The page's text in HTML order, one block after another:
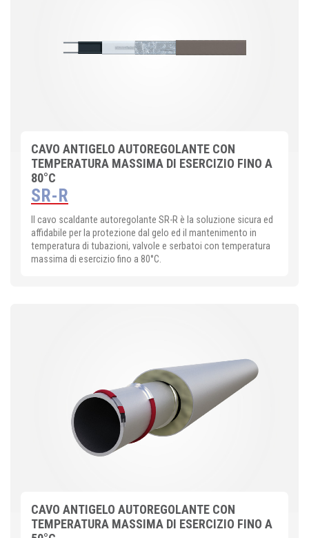
CAVO ANTIGELO AUTOREGOLANTE CON
TEMPERATURA MASSIMA DI ESERCIZIO FINO A
80°C
SR-R
Il cavo scaldante autoregolante SR-R è la soluzione sicura ed
affidabile per la protezione dal gelo ed il mantenimento in
temperatura di tubazioni, valvole e serbatoi con temperatura
massima di esercizio fino a 80°C.
CAVO ANTIGELO AUTOREGOLANTE CON
TEMPERATURA MASSIMA DI ESERCIZIO FINO A